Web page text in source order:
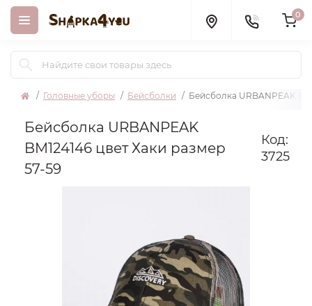
0
Головные уборы Бейсболки Бейсболка URBANPEAK
Бейсболка URBANPEAK
BM124146 цвет Хаки размер
57-59
Код:
3725